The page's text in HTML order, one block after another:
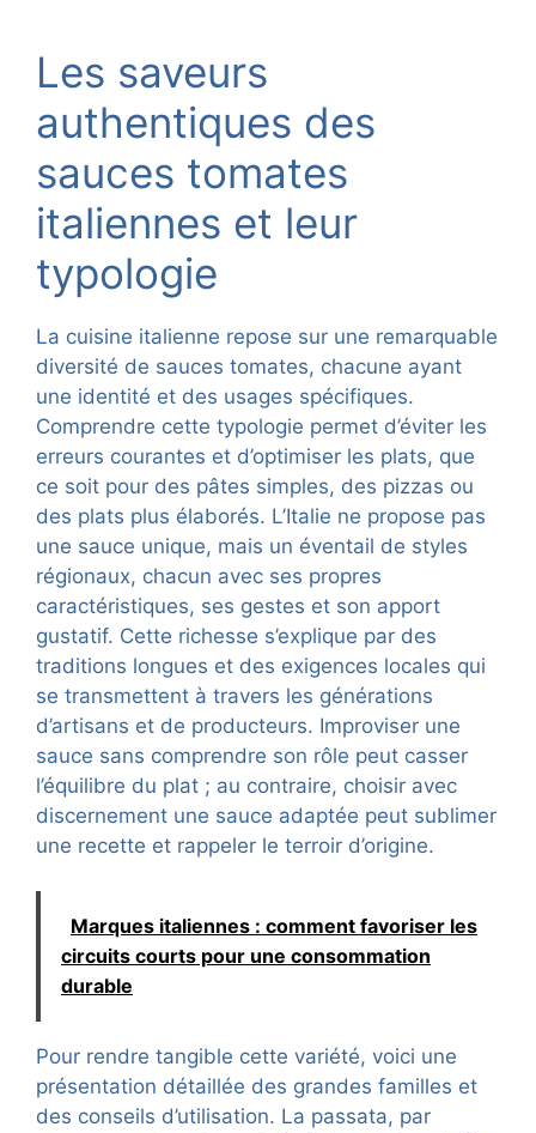
Les saveurs
authentiques des
sauces tomates
italiennes et leur
typologie
La cuisine italienne repose sur une remarquable
diversité de sauces tomates, chacune ayant
une identité et des usages spécifiques.
Comprendre cette typologie permet d’éviter les
erreurs courantes et d’optimiser les plats, que
ce soit pour des pâtes simples, des pizzas ou
des plats plus élaborés. L’Italie ne propose pas
une sauce unique, mais un éventail de styles
régionaux, chacun avec ses propres
caractéristiques, ses gestes et son apport
gustatif. Cette richesse s’explique par des
traditions longues et des exigences locales qui
se transmettent à travers les générations
d’artisans et de producteurs. Improviser une
sauce sans comprendre son rôle peut casser
l’équilibre du plat ; au contraire, choisir avec
discernement une sauce adaptée peut sublimer
une recette et rappeler le terroir d’origine.
Marques italiennes : comment favoriser les
circuits courts pour une consommation
durable
Pour rendre tangible cette variété, voici une
présentation détaillée des grandes familles et
des conseils d’utilisation. La passata, par